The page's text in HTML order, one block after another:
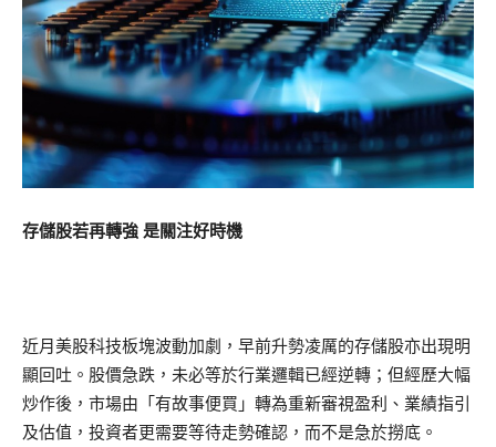
存儲股若再轉強 是關注好時機
近月美股科技板塊波動加劇，早前升勢凌厲的存儲股亦出現明
顯回吐。股價急跌，未必等於行業邏輯已經逆轉；但經歷大幅
炒作後，市場由「有故事便買」轉為重新審視盈利、業績指引
及估值，投資者更需要等待走勢確認，而不是急於撈底。